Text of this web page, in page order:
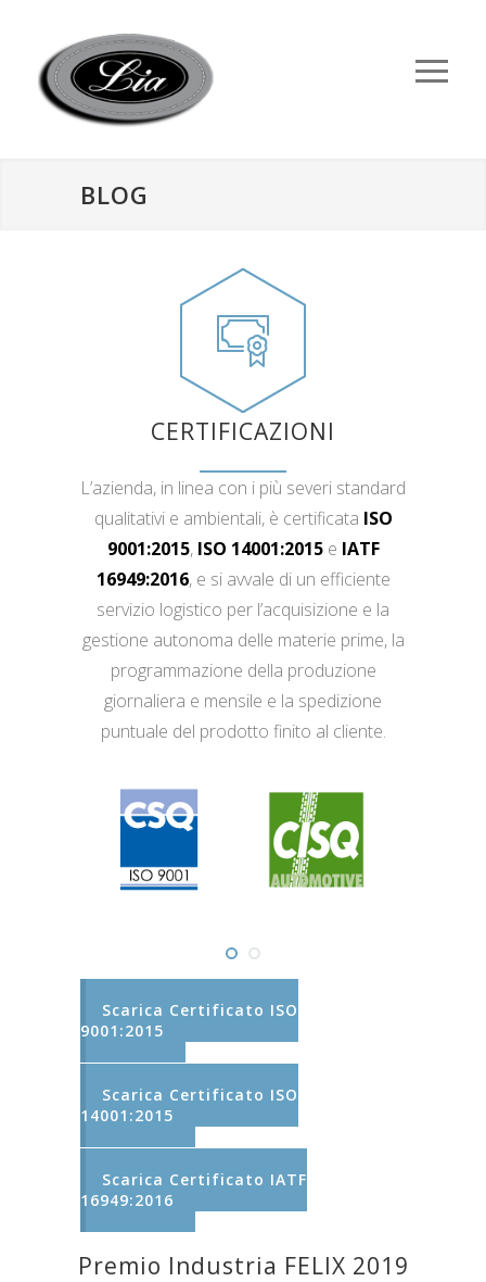
BLOG
CERTIFICAZIONI
L’azienda, in linea con i più severi standard
qualitativi e ambientali, è certificata ISO
9001:2015, ISO 14001:2015e IATF
16949:2016, e si avvale di un efficiente
servizio logistico per l’acquisizione e la
gestione autonoma delle materie prime, la
programmazione della produzione
giornaliera e mensile e la spedizione
puntuale del prodotto finito al cliente.
Scarica Certificato ISO
9001:2015
Scarica Certificato ISO
14001:2015
Scarica Certificato IATF
16949:2016
Premio Industria FELIX 2019